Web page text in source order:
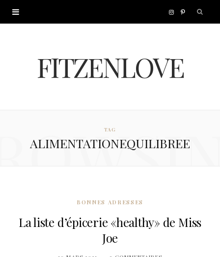
I
s
P
FITZENLOVE
TAG
ALIMENTATIONEQUILIBREE
BONNES ADRESSES
La liste d’épicerie «healthy» de Miss
Joe